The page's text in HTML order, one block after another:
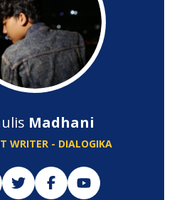
Madhani
WRITER - DIALOGIKA